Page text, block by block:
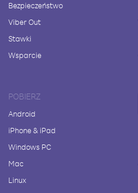
Bezpieczeństwo
Viber Out
Stawki
Wsparcie
POBIERZ
Android
iPhone & iPad
Windows PC
Mac
Linux